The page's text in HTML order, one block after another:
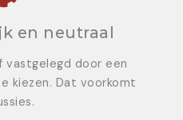
en neutraal
door een
kiezen. Dat voorkomt